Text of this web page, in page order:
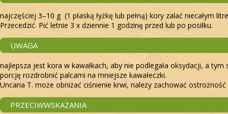
najczęściej 3–10 g (1 płaską łyżkę lub pełną) kory zalać
Przecedzić. Pić letnie 3 x dziennie 1 godzinę przed lub po posiłku.
UWAGA
najlepsza jest kora w kawałkach, aby nie podlegała oksydacji, a
porcję rozdrobnić palcami na mniejsze kawałeczki.
Uncaria T. może obniżać ciśnienie krwi, należy zachować
PRZECIWWSKAZANIA